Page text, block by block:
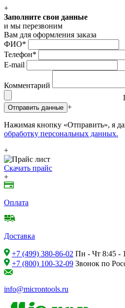
+
Заполните свои данные
и мы перезвоним
Вам для оформления заказа
ФИО*
Телефон*
E-mail
Комментарий
Отправить данные +
Нажимая кнопку «Отправить», я
обработку персональных данных.
+
Скачать прайс
+
Оплата
Доставка
+7 (499) 380-86-02 Пн - Чт 8:45 -
+7 (800) 100-32-09 Звонок по
info@microntools.ru